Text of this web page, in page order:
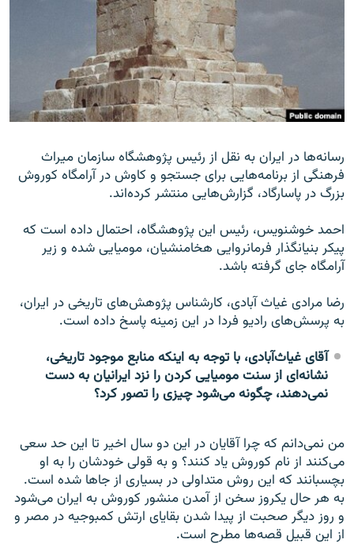
زبان‌های دیگر
رسانه‌ها در ایران به نقل از رئیس پژوهشگاه سازمان میراث
فرهنگی از برنامه‌هایی برای جستجو و کاوش در آرامگاه کوروش
بزرگ در پاسارگاد، گزارش‌هایی منتشر کرده‌اند.
احمد خوشنویس، رئیس این پژوهشگاه، احتمال داده است که
پیکر بنیانگذار فرمانروایی هخامنشیان، مومیایی شده و زیر
آرامگاه جای گرفته باشد.
رضا مرادی غیاث آبادی، کارشناس پژوهش‌های تاریخی در ایران،
به پرسش‌های رادیو فردا در این زمینه پاسخ داده است.
آقای غیاث‌آبادی، با توجه به اینکه منابع موجود تاریخی،
نشانه‌ای از سنت مومیایی کردن را نزد ایرانیان به دست
نمی‌دهند، چگونه می‌شود چیزی را تصور کرد؟
من نمی‌دانم که چرا آقایان در این دو سال اخیر تا این حد سعی
می‌کنند از نام کوروش یاد کنند؟ و به قولی خودشان را به او
بچسبانند که این روش متداولی در بسیاری از جاها شده است.
به هر حال یکروز سخن از آمدن منشور کوروش به ایران می‌شود
و روز دیگر صحبت از پیدا شدن بقایای ارتش کمبوجیه در مصر و
از این قبیل قصه‌ها مطرح است.